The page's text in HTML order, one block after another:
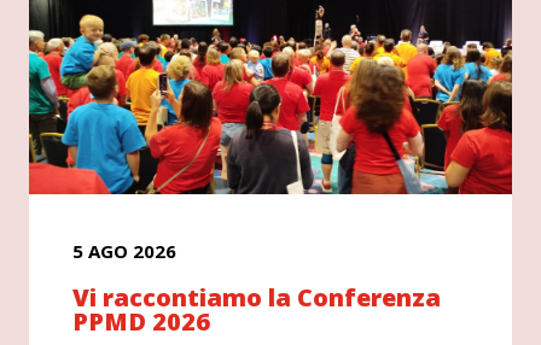
5 AGO 2026
Vi raccontiamo la Conferenza
PPMD 2026